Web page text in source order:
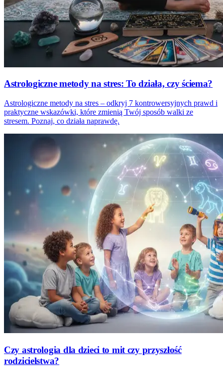
Astrologiczne metody na stres: To działa, czy ściema?
Astrologiczne metody na stres – odkryj 7 kontrowersyjnych prawd i
praktyczne wskazówki, które zmienią Twój sposób walki ze
stresem. Poznaj, co działa naprawdę.
Czy astrologia dla dzieci to mit czy przyszłość
rodzicielstwa?